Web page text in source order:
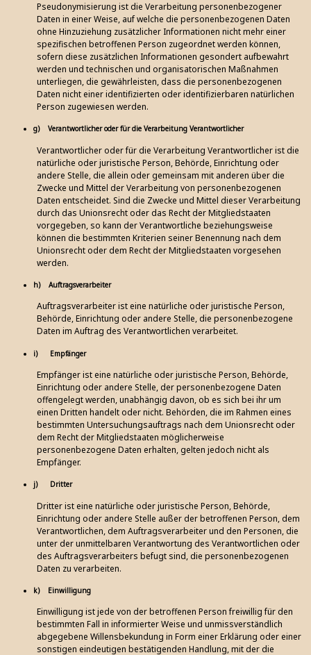
Pseudonymisierung ist die Verarbeitung personenbezogener
Daten in einer Weise, auf welche die personenbezogenen Daten
ohne Hinzuziehung zusätzlicher Informationen nicht mehr einer
spezifischen betroffenen Person zugeordnet werden können,
sofern diese zusätzlichen Informationen gesondert aufbewahrt
werden und technischen und organisatorischen Maßnahmen
unterliegen, die gewährleisten, dass die personenbezogenen
Daten nicht einer identifizierten oder identifizierbaren natürlichen
Person zugewiesen werden.
g) Verantwortlicher oder für die Verarbeitung Verantwortlicher
Verantwortlicher oder für die Verarbeitung Verantwortlicher ist die
natürliche oder juristische Person, Behörde, Einrichtung oder
andere Stelle, die allein oder gemeinsam mit anderen über die
Zwecke und Mittel der Verarbeitung von personenbezogenen
Daten entscheidet. Sind die Zwecke und Mittel dieser Verarbeitung
durch das Unionsrecht oder das Recht der Mitgliedstaaten
vorgegeben, so kann der Verantwortliche beziehungsweise
können die bestimmten Kriterien seiner Benennung nach dem
Unionsrecht oder dem Recht der Mitgliedstaaten vorgesehen
werden.
h) Auftragsverarbeiter
Auftragsverarbeiter ist eine natürliche oder juristische Person,
Behörde, Einrichtung oder andere Stelle, die personenbezogene
Daten im Auftrag des Verantwortlichen verarbeitet.
i) Empfänger
Empfänger ist eine natürliche oder juristische Person, Behörde,
Einrichtung oder andere Stelle, der personenbezogene Daten
offengelegt werden, unabhängig davon, ob es sich bei ihr um
einen Dritten handelt oder nicht. Behörden, die im Rahmen eines
bestimmten Untersuchungsauftrags nach dem Unionsrecht oder
dem Recht der Mitgliedstaaten möglicherweise
personenbezogene Daten erhalten, gelten jedoch nicht als
Empfänger.
j) Dritter
Dritter ist eine natürliche oder juristische Person, Behörde,
Einrichtung oder andere Stelle außer der betroffenen Person, dem
Verantwortlichen, dem Auftragsverarbeiter und den Personen, die
unter der unmittelbaren Verantwortung des Verantwortlichen oder
des Auftragsverarbeiters befugt sind, die personenbezogenen
Daten zu verarbeiten.
k) Einwilligung
Einwilligung ist jede von der betroffenen Person freiwillig für den
bestimmten Fall in informierter Weise und unmissverständlich
abgegebene Willensbekundung in Form einer Erklärung oder einer
sonstigen eindeutigen bestätigenden Handlung, mit der die